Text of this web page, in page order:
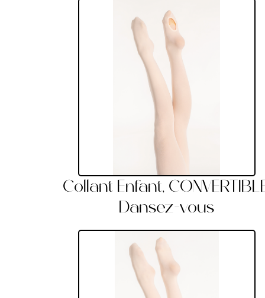
Collant Enfant,
Dansez-vous